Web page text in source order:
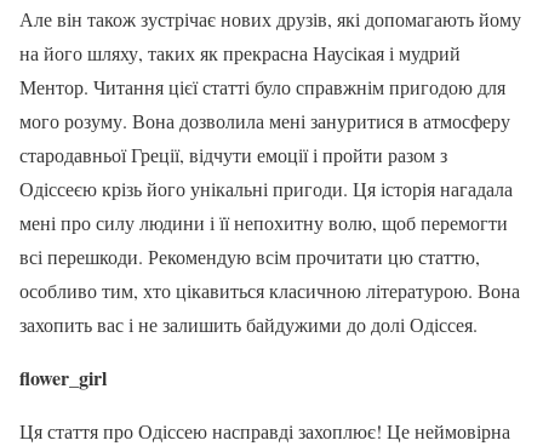
Але він також зустрічає нових друзів, які допомагають йому
на його шляху, таких як прекрасна Наусікая і мудрий
Ментор. Читання цієї статті було справжнім пригодою для
мого розуму. Вона дозволила мені зануритися в атмосферу
стародавньої Греції, відчути емоції і пройти разом з
Одіссеєю крізь його унікальні пригоди. Ця історія нагадала
мені про силу людини і її непохитну волю, щоб перемогти
всі перешкоди. Рекомендую всім прочитати цю статтю,
особливо тим, хто цікавиться класичною літературою. Вона
захопить вас і не залишить байдужими до долі Одіссея.
flower_girl
Ця стаття про Одіссею насправді захоплює! Це неймовірна